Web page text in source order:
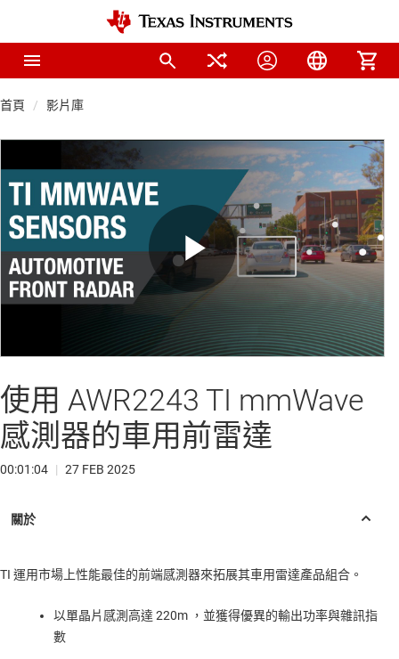
首頁 影片庫
Play
Video
使用 AWR2243 TI mmWave
感測器的車用前雷達
00:01:04 | 27 FEB 2025
TI 運用市場上性能最佳的前端感測器來拓展其車用雷達產品組合。
以單晶片感測高達 220m ，並獲得優異的輸出功率與雜訊指
數